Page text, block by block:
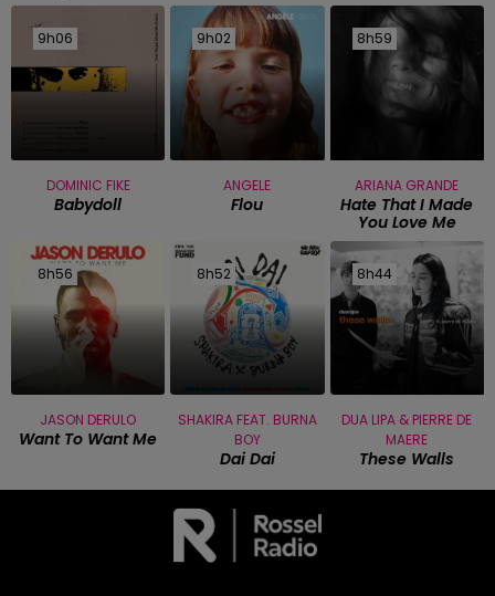
9h06
9h06
DOMINIC FIKE
Babydoll
9h02
9h02
ANGELE
Flou
8h59
8h59
ARIANA GRANDE
Hate That I Made
You Love Me
8h56
8h56
JASON DERULO
Want To Want Me
8h52
8h52
SHAKIRA FEAT. BURNA
BOY
Dai Dai
8h44
8h44
DUA LIPA & PIERRE DE
MAERE
These Walls